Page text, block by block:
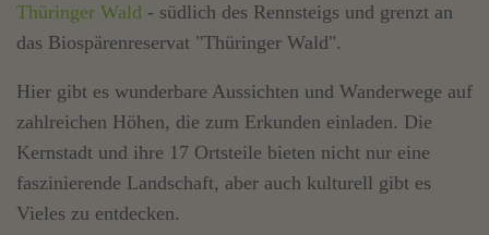
Thüringer Wald - südlich des Rennsteigs und grenzt an
das Biospärenreservat "Thüringer Wald".
Hier gibt es wunderbare Aussichten und Wanderwege auf
zahlreichen Höhen, die zum Erkunden einladen. Die
Kernstadt und ihre 17 Ortsteile bieten nicht nur eine
faszinierende Landschaft, aber auch kulturell gibt es
Vieles zu entdecken.